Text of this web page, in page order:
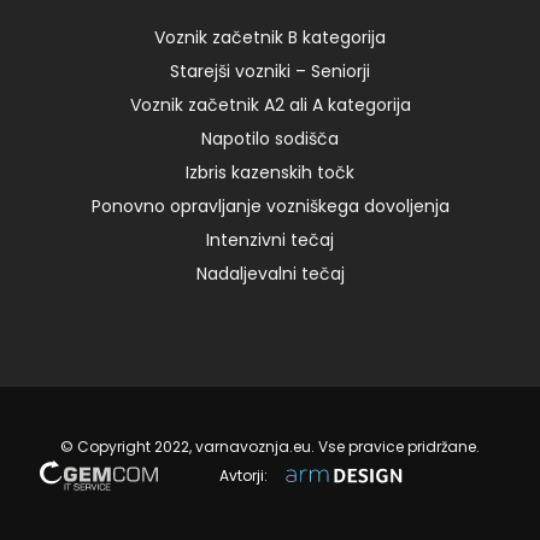
02. 07. 2022
Voznik začetnik B kategorija
Starejši vozniki – Seniorji
Voznik začetnik A2 ali A kategorija
Napotilo sodišča
Izbris kazenskih točk
Ponovno opravljanje vozniškega dovoljenja
Intenzivni tečaj
Nadaljevalni tečaj
© Copyright 2022, varnavoznja.eu. Vse pravice pridržane.
Avtorji: